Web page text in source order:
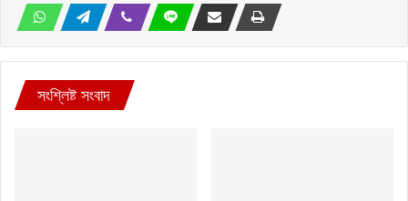
সংশ্লিষ্ট সংবাদ